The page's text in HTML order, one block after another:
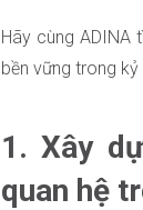
Hãy cùng ADINA
bền vững trong kỷ
1. Xây
quan hệ